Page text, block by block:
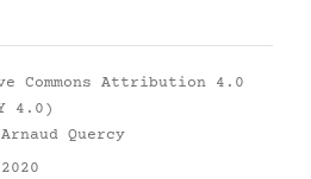
Commons Attribution 4.0
4.0)
Arnaud Quercy
2020